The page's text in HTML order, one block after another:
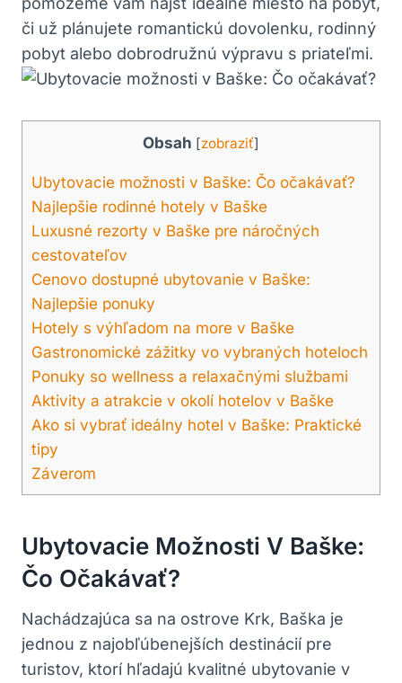
či už plánujete romantickú dovolenku, rodinný
pobyt alebo dobrodružnú výpravu s priateľmi.
Obsah [zobraziť]
Ubytovacie možnosti v Baške: Čo očakávať?
Najlepšie rodinné hotely v Baške
Luxusné rezorty v Baške pre náročných
cestovateľov
Cenovo dostupné ubytovanie v Baške:
Najlepšie ponuky
Hotely s výhľadom na more v Baške
Gastronomické zážitky vo vybraných hoteloch
Ponuky so wellness a relaxačnými službami
Aktivity a atrakcie v okolí hotelov v Baške
Ako si vybrať ideálny hotel v Baške: Praktické
tipy
Záverom
Ubytovacie Možnosti V Baške:
Čo Očakávať?
Nachádzajúca sa na ostrove Krk, Baška je
jednou z najobľúbenejších destinácií pre
turistov, ktorí hľadajú kvalitné ubytovanie v